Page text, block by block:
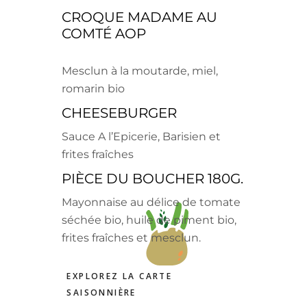
CROQUE MADAME AU
COMTÉ AOP
Mesclun à la moutarde, miel,
romarin bio
CHEESEBURGER
Sauce A l’Epicerie, Barisien et
frites fraîches
PIÈCE DU BOUCHER 180G.
Mayonnaise au délice de tomate
séchée bio, huile de piment bio,
frites fraîches et mesclun.
EXPLOREZ LA CARTE
SAISONNIÈRE